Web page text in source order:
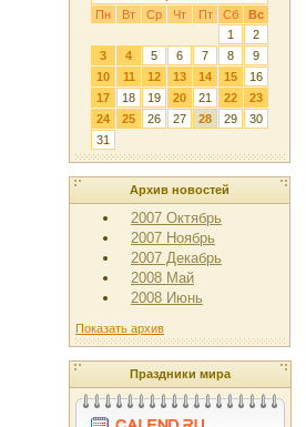
Пн
Вт Ср Чт Пт Сб
Вс
1
2
3
4 5 6 7 8
9
10
11 12 13 14 15
16
17
18 19 20 21 22
23
24
25 26 27 28 29
30
31
Архив новостей
2007 Октябрь
2007 Ноябрь
2007 Декабрь
2008 Май
2008 Июнь
Показать архив
Праздники мира